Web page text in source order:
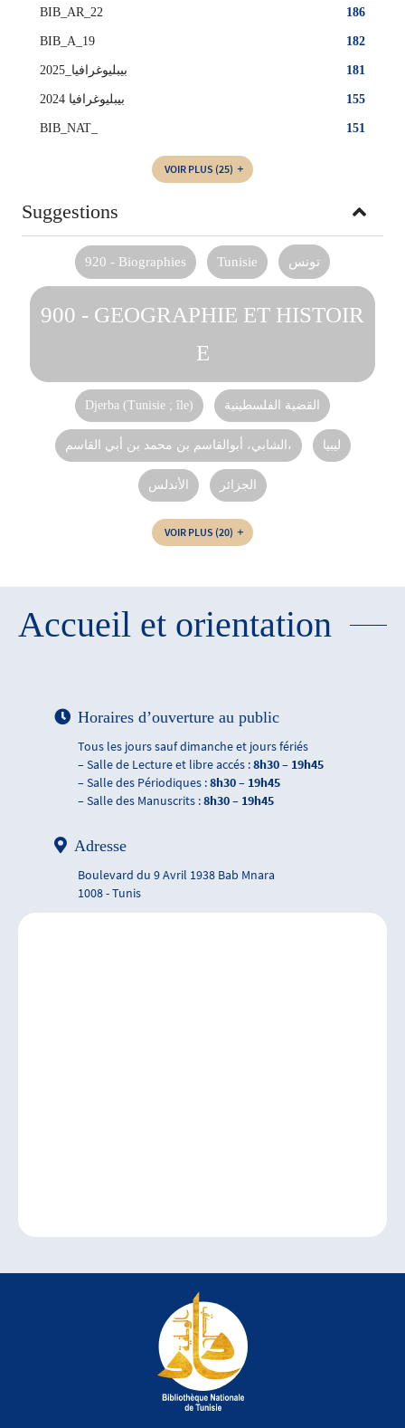
186
BIB_AR_22
182
BIB_A_19
181 بيبليوغرافيا_2025
155 بيبليوغرافيا 2024
151
BIB_NAT_
VOIR PLUS (25)
Suggestions
920 - Biographies Tunisie تونس
900 - GEOGRAPHIE ET HISTOIR
E
Djerba (Tunisie ; île) القضية الفلسطينية
الشابي، أبوالقاسم بن محمد بن أبي القاسم، ليبيا
الأندلس الجزائر
VOIR PLUS (20)
Accueil et orientation
Horaires d’ouverture au public
Tous les jours sauf dimanche et jours fériés
– Salle de Lecture et libre accés :8h30 – 19h45
– Salle des Périodiques :8h30 – 19h45
– Salle des Manuscrits :8h30 – 19h45
Adresse
Boulevard du 9 Avril 1938 Bab Mnara
1008 - Tunis